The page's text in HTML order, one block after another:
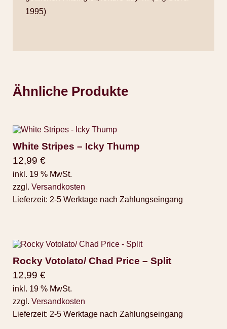
1995)
Ähnliche Produkte
White Stripes – Icky Thump
12,99 €
inkl. 19 % MwSt.
zzgl. Versandkosten
Lieferzeit: 2-5 Werktage nach Zahlungseingang
Rocky Votolato/ Chad Price – Split
12,99 €
inkl. 19 % MwSt.
zzgl. Versandkosten
Lieferzeit: 2-5 Werktage nach Zahlungseingang